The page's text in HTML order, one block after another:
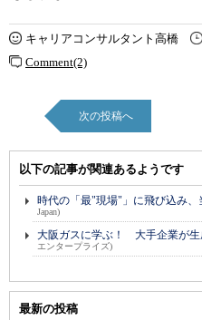
キャリアコンサルタント高橋
Comment(2)
次の投稿へ
以下の記事が関連あるようです
時代の「最"現場"」に飛び込み、
Japan)
大阪ガスに学ぶ！ 大手企業が生
エンタープライズ)
最新の投稿